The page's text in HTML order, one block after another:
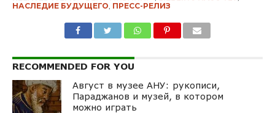
НАСЛЕДИЕ БУДУЩЕГО ПРЕСС-РЕЛИЗ
RECOMMENDED FOR YOU
Август в музее АНУ: рукописи,
Параджанов и музей, в котором
можно играть